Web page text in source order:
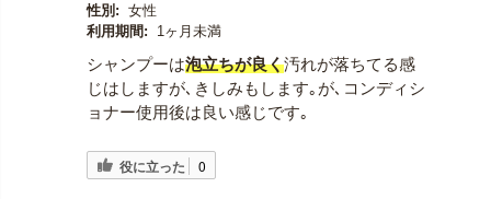
性別: 女性
利用期間:
1ヶ月未満
シャンプーは泡立ちが良く汚れが落ちてる感
じはしますが､きしみもします｡が､コンディシ
ョナー使用後は良い感じです｡
役に立った 0